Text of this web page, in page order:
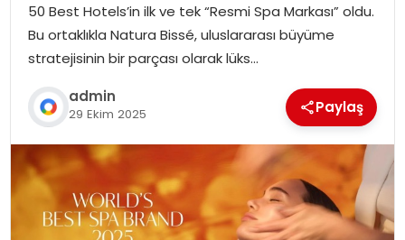
50 Best Hotels’in ilk ve tek “Resmi Spa Markası” oldu.
Bu ortaklıkla Natura Bissé, uluslararası büyüme
stratejisinin bir parçası olarak lüks…
admin
29 Ekim 2025 Paylaş